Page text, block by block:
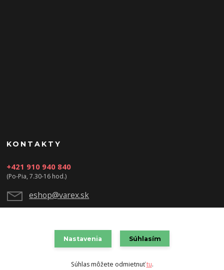
KONTAKTY
+421 910 940 840
(Po-Pia, 7.30-16 hod.)
eshop@varex.sk
Vytvorené na
Eshop-rychlo.sk
Nastavenia Súhlasím
Súhlas môžete odmietnuťtu.